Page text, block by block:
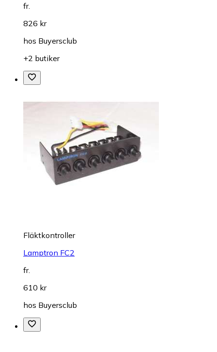
fr.
826 kr
hos Buyersclub
+2 butiker
Fläktkontroller
Lamptron FC2
fr.
610 kr
hos Buyersclub